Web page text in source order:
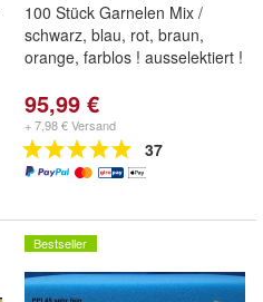
100 Stück Garnelen Mix /
schwarz, blau, rot, braun,
orange, farblos ! ausselektiert !
95,99 €
+ 7,98 € Versand
37
Bestseller